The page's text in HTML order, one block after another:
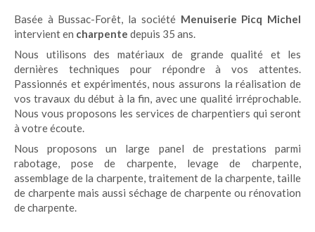
Basée à Bussac-Forêt, la société Menuiserie Picq Michel
intervient en charpente depuis 35 ans.
Nous utilisons des matériaux de grande qualité et les
dernières techniques pour répondre à vos attentes.
Passionnés et expérimentés, nous assurons la réalisation de
vos travaux du début à la fin, avec une qualité irréprochable.
Nous vous proposons les services de charpentiers qui seront
à votre écoute.
Nous proposons un large panel de prestations parmi
rabotage, pose de charpente, levage de charpente,
assemblage de la charpente, traitement de la charpente, taille
de charpente mais aussi séchage de charpente ou rénovation
de charpente.